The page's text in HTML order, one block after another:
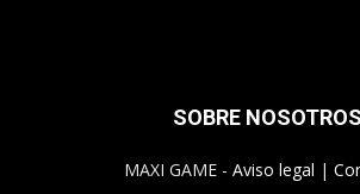
SOBRE NOSOTROS
MAXI GAME - Aviso legal |